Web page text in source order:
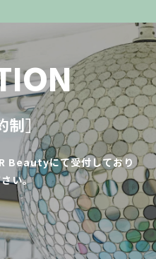
制］
Beautyにて受付しており
い。